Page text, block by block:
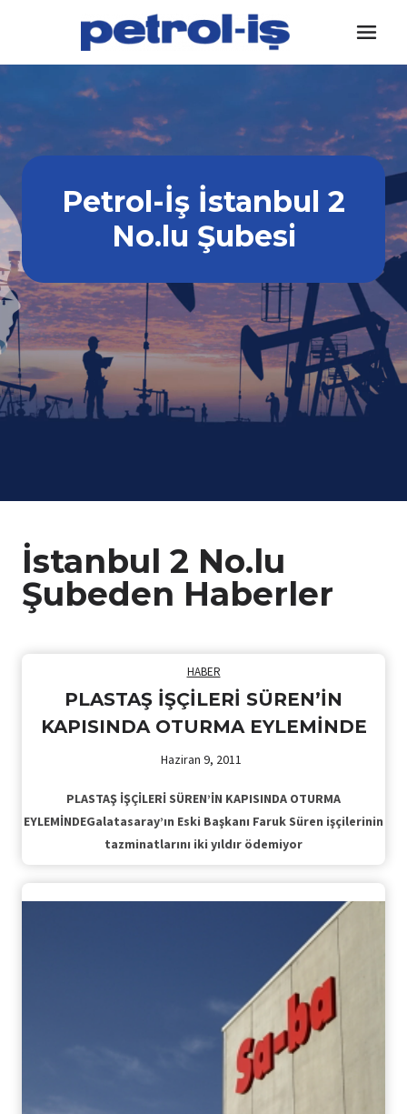
content
Petrol-İş İstanbul 2
No.lu Şubesi
İstanbul 2 No.lu
Şubeden Haberler
HABER
PLASTAŞ İŞÇİLERİ SÜREN’İN
KAPISINDA OTURMA EYLEMİNDE
Haziran 9, 2011
PLASTAŞ İŞÇİLERİ SÜREN’İN KAPISINDA OTURMA
EYLEMİNDEGalatasaray’ın Eski Başkanı Faruk Süren işçilerinin
tazminatlarını iki yıldır ödemiyor